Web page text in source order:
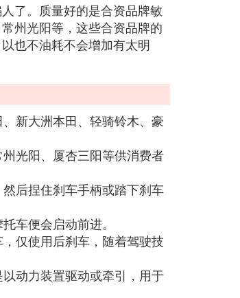
了。质量好的是合资品牌敏
州光阳等，这些合资品牌的
也不油耗不会增加有太明
新大洲本田、轻骑铃木、豪
光阳、厦杏三阳等供消费者
后捏住刹车手柄或踏下刹车
车便会启动前进。
仅使用后刹车，随着驾驶技
动力装置驱动或牵引，用于